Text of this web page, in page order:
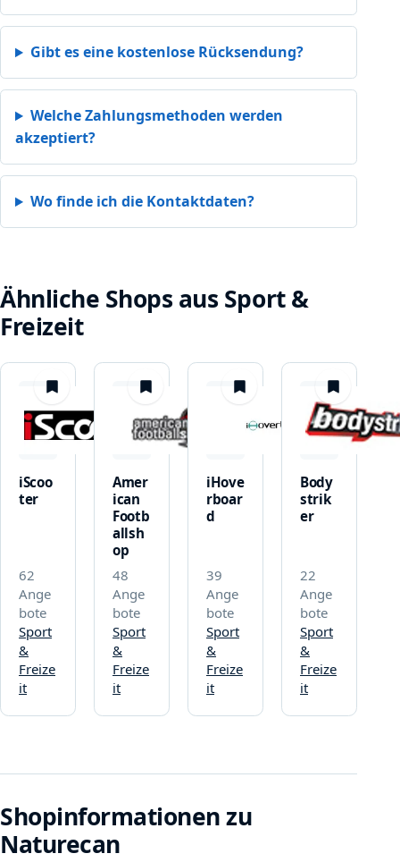
Gibt es eine kostenlose Rücksendung?
Welche Zahlungsmethoden werden
akzeptiert?
Wo finde ich die Kontaktdaten?
Ähnliche Shops aus Sport &
Freizeit
merken
iScoo
ter
62
Ange
bote
Sport
&
Freize
it
merken
Amer
ican
Footb
allsh
op
48
Ange
bote
Sport
&
Freize
it
merken
iHove
rboar
d
39
Ange
bote
Sport
&
Freize
it
merken
Body
strik
er
22
Ange
bote
Sport
&
Freize
it
Shopinformationen zu
Naturecan